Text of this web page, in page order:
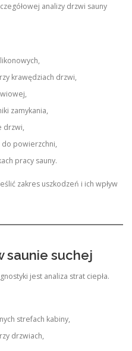
analizy drzwi sauny
krawędziach drzwi,
zamykania,
drzwi,
do powierzchni,
pracy sauny.
zakres uszkodzeń i ich wpływ
saunie suchej
jest analiza strat ciepła.
strefach kabiny,
drzwiach,